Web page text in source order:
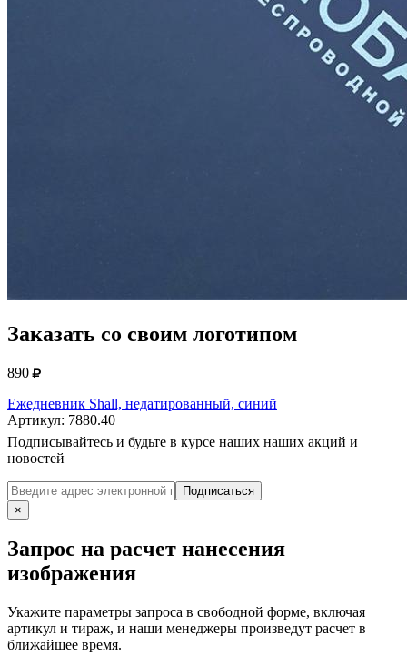
Заказать со своим логотипом
890
Ежедневник Shall, недатированный, синий
Артикул: 7880.40
Подписывайтесь и будьте в курсе наших наших акций и
новостей
Подписаться
×
Запрос на расчет нанесения
изображения
Укажите параметры запроса в свободной форме, включая
артикул и тираж, и наши менеджеры произведут расчет в
ближайшее время.